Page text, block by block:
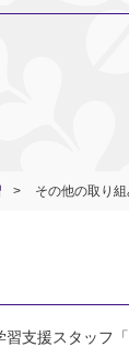
> その他の取り
支援スタッフ